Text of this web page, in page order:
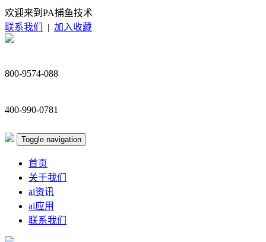
欢迎来到PA捕鱼技术
联系我们
| 加入收藏
800-9574-088
400-990-0781
Toggle navigation
首页
关于我们
ai资讯
ai应用
联系我们